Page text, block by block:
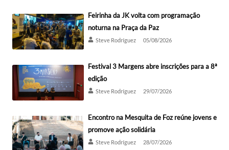
Feirinha da JK volta com programação
noturna na Praça da Paz
Steve Rodríguez 05/08/2026
Festival 3 Margens abre inscrições para a 8ª
edição
Steve Rodríguez 29/07/2026
Encontro na Mesquita de Foz reúne jovens e
promove ação solidária
Steve Rodríguez 28/07/2026